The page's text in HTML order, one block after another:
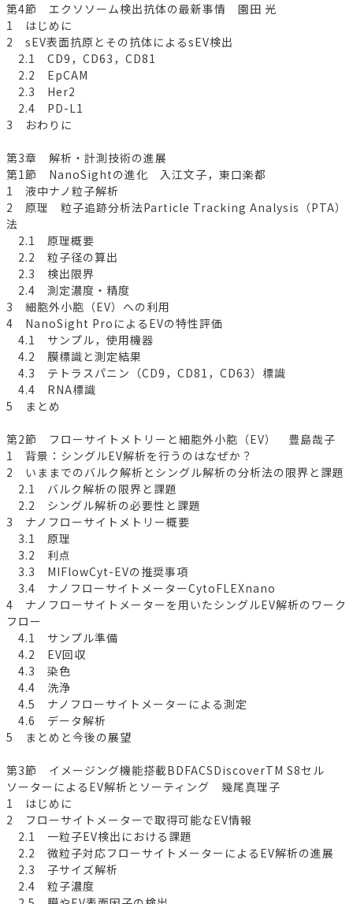
第4節 エクソソーム検出抗体の最新事情 園田 光
1 はじめに
2 sEV表面抗原とその抗体によるsEV検出
2.1 CD9，CD63，CD81
2.2 EpCAM
2.3 Her2
2.4 PD-L1
3 おわりに
第3章 解析・計測技術の進展
第1節 NanoSightの進化 入江文子，東口楽都
1 液中ナノ粒子解析
2 原理 粒子追跡分析法Particle Tracking Analysis（PTA）
法
2.1 原理概要
2.2 粒子径の算出
2.3 検出限界
2.4 測定濃度・精度
3 細胞外小胞（EV）への利用
4 NanoSight ProによるEVの特性評価
4.1 サンプル，使用機器
4.2 膜標識と測定結果
4.3 テトラスパニン（CD9，CD81，CD63）標識
4.4 RNA標識
5 まとめ
第2節 フローサイトメトリーと細胞外小胞（EV） 豊島哉子
1 背景：シングルEV解析を行うのはなぜか？
2 いままでのバルク解析とシングル解析の分析法の限界と課題
2.1 バルク解析の限界と課題
2.2 シングル解析の必要性と課題
3 ナノフローサイトメトリー概要
3.1 原理
3.2 利点
3.3 MIFlowCyt-EVの推奨事項
3.4 ナノフローサイトメーターCytoFLEXnano
4 ナノフローサイトメーターを用いたシングルEV解析のワーク
フロー
4.1 サンプル準備
4.2 EV回収
4.3 染色
4.4 洗浄
4.5 ナノフローサイトメーターによる測定
4.6 データ解析
5 まとめと今後の展望
第3節 イメージング機能搭載BDFACSDiscoverTM S8セル
ソーターによるEV解析とソーティング 幾尾真理子
1 はじめに
2 フローサイトメーターで取得可能なEV情報
2.1 一粒子EV検出における課題
2.2 微粒子対応フローサイトメーターによるEV解析の進展
2.3 子サイズ解析
2.4 粒子濃度